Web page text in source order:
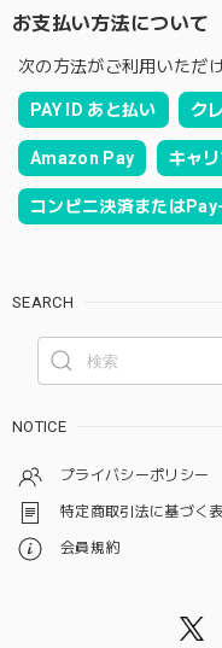
お支払い方法について
次の方法がご利用いただけ
PAY ID あと払い ク
Amazon Pay キャ
コンビニ決済または
SEARCH
NOTICE
プライバシーポリシー
特定商取引法に基づく
会員規約